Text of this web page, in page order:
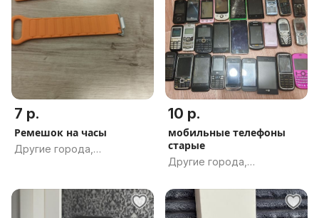
7 р.
Ремешок на часы
Другие города,
10 р.
мобильные телефоны
старые
Другие города,